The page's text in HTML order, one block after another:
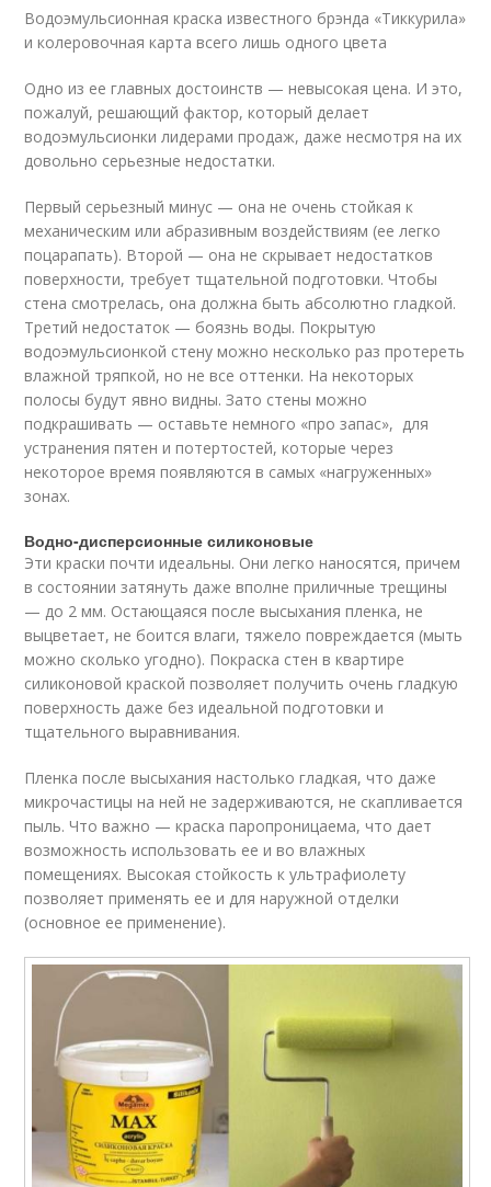
Водоэмульсионная краска известного брэнда «Тиккурила»
и колеровочная карта всего лишь одного цвета
Одно из ее главных достоинств — невысокая цена. И это,
пожалуй, решающий фактор, который делает
водоэмульсионки лидерами продаж, даже несмотря на их
довольно серьезные недостатки.
Первый серьезный минус — она не очень стойкая к
механическим или абразивным воздействиям (ее легко
поцарапать). Второй — она не скрывает недостатков
поверхности, требует тщательной подготовки. Чтобы
стена смотрелась, она должна быть абсолютно гладкой.
Третий недостаток — боязнь воды. Покрытую
водоэмульсионкой стену можно несколько раз протереть
влажной тряпкой, но не все оттенки. На некоторых
полосы будут явно видны. Зато стены можно
подкрашивать — оставьте немного «про запас», для
устранения пятен и потертостей, которые через
некоторое время появляются в самых «нагруженных»
зонах.
Водно-дисперсионные силиконовые
Эти краски почти идеальны. Они легко наносятся, причем
в состоянии затянуть даже вполне приличные трещины
— до 2 мм. Остающаяся после высыхания пленка, не
выцветает, не боится влаги, тяжело повреждается (мыть
можно сколько угодно). Покраска стен в квартире
силиконовой краской позволяет получить очень гладкую
поверхность даже без идеальной подготовки и
тщательного выравнивания.
Пленка после высыхания настолько гладкая, что даже
микрочастицы на ней не задерживаются, не скапливается
пыль. Что важно — краска паропроницаема, что дает
возможность использовать ее и во влажных
помещениях. Высокая стойкость к ультрафиолету
позволяет применять ее и для наружной отделки
(основное ее применение).